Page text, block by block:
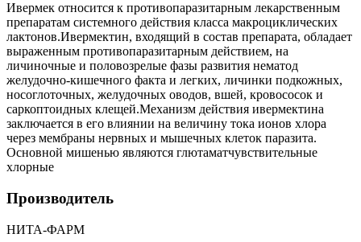
Ивермек относится к противопаразитарным лекарственным
препаратам системного действия класса макроциклических
лактонов.Ивермектин, входящий в состав препарата, обладает
выраженным противопаразитарным действием, на
личиночные и половозрелые фазы развития нематод
желудочно-кишечного факта и легких, личинки подкожных,
носоглоточных, желудочных оводов, вшей, кровососок и
саркоптоидных клещей.Механизм действия ивермектина
заключается в его влиянии на величину тока ионов хлора
через мембраны нервных и мышечных клеток паразита.
Основной мишенью являются глютаматчувствительные
хлорные
Производитель
НИТА-ФАРМ